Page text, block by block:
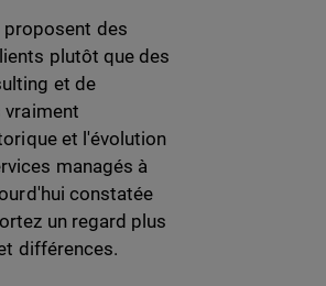
proposent des
plutôt que des
et de
vraiment
et l'évolution
managés à
constatée
un regard plus
différences.